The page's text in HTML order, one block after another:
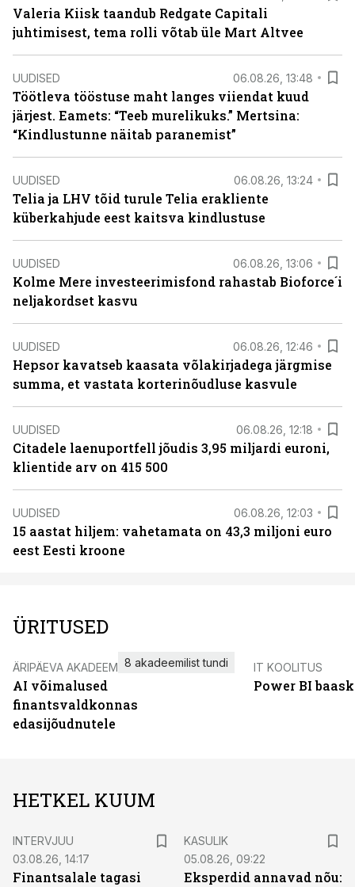
Valeria Kiisk taandub Redgate Capitali
juhtimisest, tema rolli võtab üle Mart Altvee
UUDISED 06.08.26, 13:48
Töötleva tööstuse maht langes viiendat kuud
järjest. Eamets: “Teeb murelikuks.” Mertsina:
“Kindlustunne näitab paranemist”
UUDISED 06.08.26, 13:24
Telia ja LHV tõid turule Telia erakliente
küberkahjude eest kaitsva kindlustuse
UUDISED 06.08.26, 13:06
Kolme Mere investeerimisfond rahastab Bioforce´i
neljakordset kasvu
UUDISED 06.08.26, 12:46
Hepsor kavatseb kaasata võlakirjadega järgmise
summa, et vastata korterinõudluse kasvule
UUDISED 06.08.26, 12:18
Citadele laenuportfell jõudis 3,95 miljardi euroni,
klientide arv on 415 500
UUDISED 06.08.26, 12:03
15 aastat hiljem: vahetamata on 43,3 miljoni euro
eest Eesti kroone
ÜRITUSED
ÄRIPÄEVA AKADEEMIA
AI võimalused
finantsvaldkonnas
edasijõudnutele
8 akadeemilist tundi IT KOOLITUS
Power BI
HETKEL KUUM
INTERVJUU
03.08.26, 14:17
Finantsalale tagasi
KASULIK
05.08.26, 09:22
Eksperdid annavad nõu: